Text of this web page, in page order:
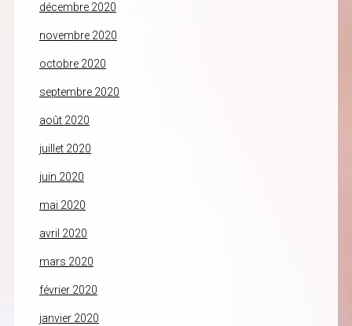
décembre 2020
novembre 2020
octobre 2020
septembre 2020
août 2020
juillet 2020
juin 2020
mai 2020
avril 2020
mars 2020
février 2020
janvier 2020